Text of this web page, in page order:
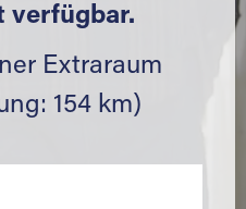
verfügbar.
Extraraum
154 km)